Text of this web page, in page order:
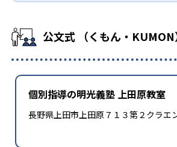
公文式 （くもん・
個別指導の明光義塾 上田原教室
長野県上田市上田原７１３第２クラ